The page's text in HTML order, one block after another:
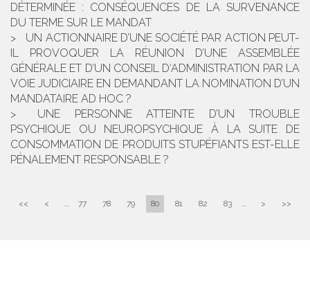
DÉTERMINÉE : CONSÉQUENCES DE LA SURVENANCE
DU TERME SUR LE MANDAT
UN ACTIONNAIRE D’UNE SOCIÉTÉ PAR ACTION PEUT-
IL PROVOQUER LA RÉUNION D’UNE ASSEMBLÉE
GÉNÉRALE ET D’UN CONSEIL D‘ADMINISTRATION PAR LA
VOIE JUDICIAIRE EN DEMANDANT LA NOMINATION D’UN
MANDATAIRE AD HOC ?
UNE PERSONNE ATTEINTE D’UN TROUBLE
PSYCHIQUE OU NEUROPSYCHIQUE À LA SUITE DE
CONSOMMATION DE PRODUITS STUPÉFIANTS EST-ELLE
PÉNALEMENT RESPONSABLE ?
<< < ... 77 78 79 80 81 82 83 ... > >>